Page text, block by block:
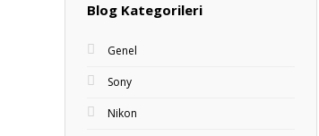
Blog Kategorileri
Genel
Sony
Nikon